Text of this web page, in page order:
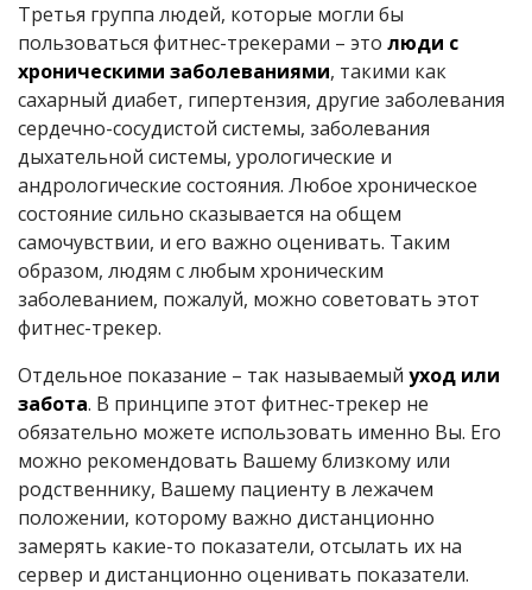
Третья группа людей, которые могли бы
пользоваться фитнес-трекерами – это люди с
хроническими заболеваниями, такими как
сахарный диабет, гипертензия, другие заболевания
сердечно-сосудистой системы, заболевания
дыхательной системы, урологические и
андрологические состояния. Любое хроническое
состояние сильно сказывается на общем
самочувствии, и его важно оценивать. Таким
образом, людям с любым хроническим
заболеванием, пожалуй, можно советовать этот
фитнес-трекер.
Отдельное показание – так называемый уход или
забота. В принципе этот фитнес-трекер не
обязательно можете использовать именно Вы. Его
можно рекомендовать Вашему близкому или
родственнику, Вашему пациенту в лежачем
положении, которому важно дистанционно
замерять какие-то показатели, отсылать их на
сервер и дистанционно оценивать показатели.